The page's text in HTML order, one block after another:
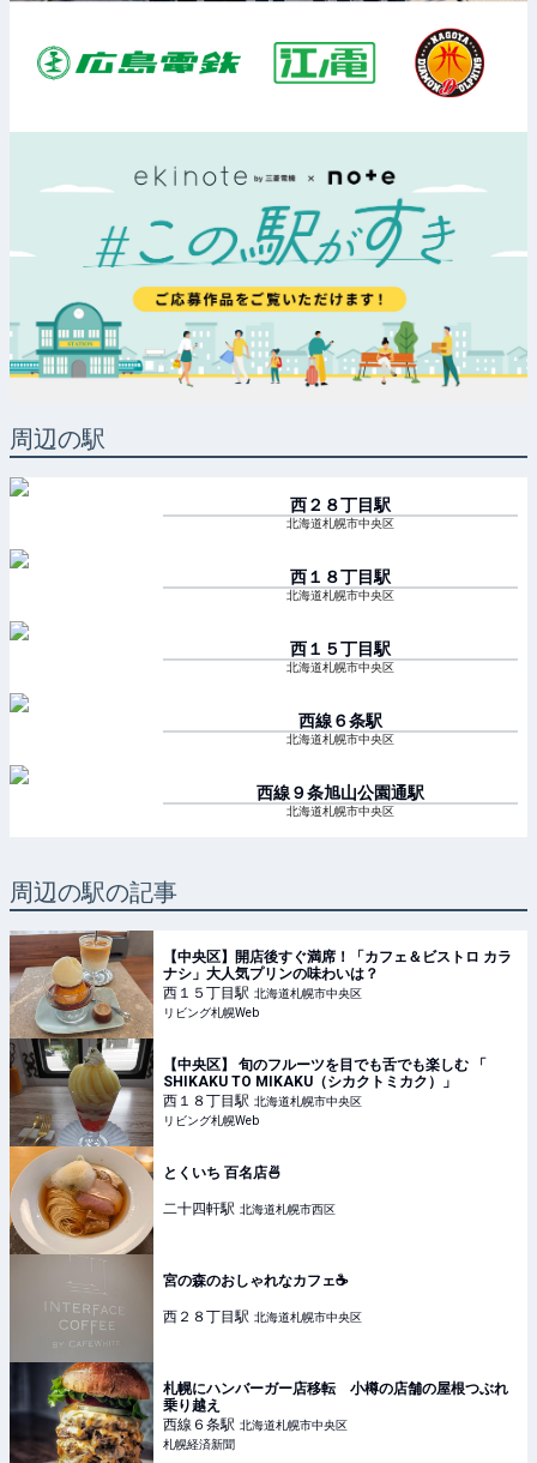
周辺の駅
西２８丁目駅
北海道札幌市中央区
西１８丁目駅
北海道札幌市中央区
西１５丁目駅
北海道札幌市中央区
西線６条駅
北海道札幌市中央区
西線９条旭山公園通駅
北海道札幌市中央区
周辺の駅の記事
【中央区】開店後すぐ満席！「カフェ＆ビストロ カラ
ナシ」大人気プリンの味わいは？
西１５丁目駅 北海道札幌市中央区
リビング札幌Web
【中央区】 旬のフルーツを目でも舌でも楽しむ 「
SHIKAKU TO MIKAKU（シカクトミカク）」
西１８丁目駅 北海道札幌市中央区
リビング札幌Web
とくいち 百名店🍜
二十四軒駅 北海道札幌市西区
宮の森のおしゃれなカフェ☕️
西２８丁目駅 北海道札幌市中央区
札幌にハンバーガー店移転 小樽の店舗の屋根つぶれ
乗り越え
西線６条駅 北海道札幌市中央区
札幌経済新聞